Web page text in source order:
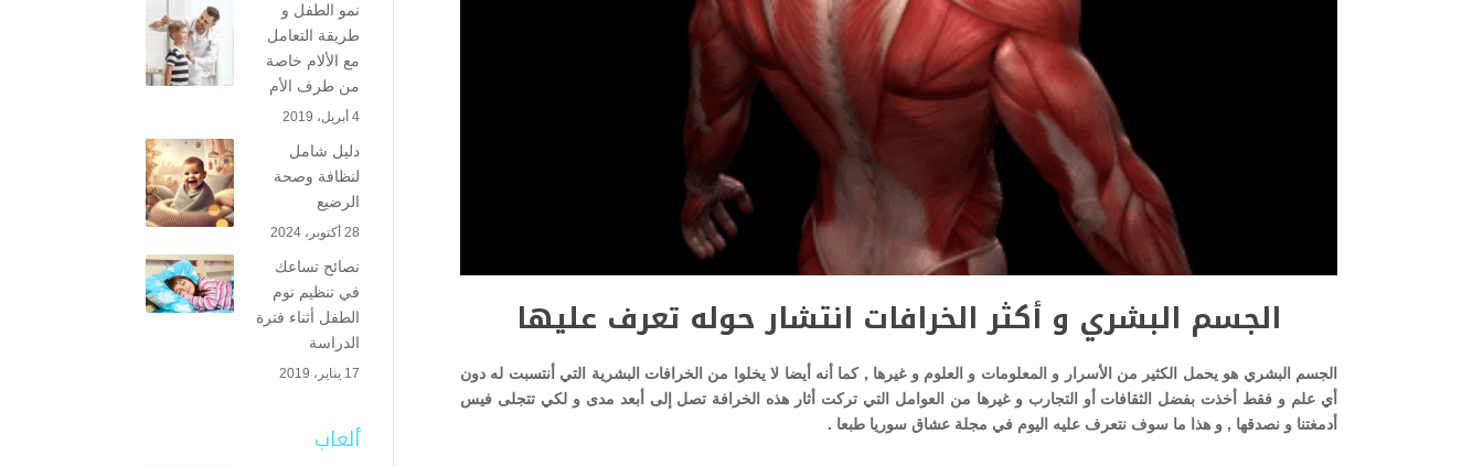
الجسم البشري و أكثر الخرافات انتشار حوله تعرف عليها
الجسم البشري هو يحمل الكثير من الأسرار و المعلومات و العلوم و غيرها , كما أنه أيضا لا يخلوا من الخرافات البشرية التي أنتسبت له دون
أي علم و فقط أخذت بفضل الثقافات أو التجارب و غيرها من العوامل التي تركت أثار هذه الخرافة تصل إلى أبعد مدى و لكي تتجلى فيس
أدمغتنا و نصدقها , و هذا ما سوف نتعرف عليه اليوم في مجلة عشاق سوريا طبعا .
نمو الطفل و
طريقة التعامل
مع الألام خاصة
من طرف الأم
4 أبريل، 2019
دليل شامل
لنظافة وصحة
الرضيع
28 أكتوبر، 2024
نصائح تساعك
في تنظيم نوم
الطفل أثناء فترة
الدراسة
17 يناير، 2019
ألعاب